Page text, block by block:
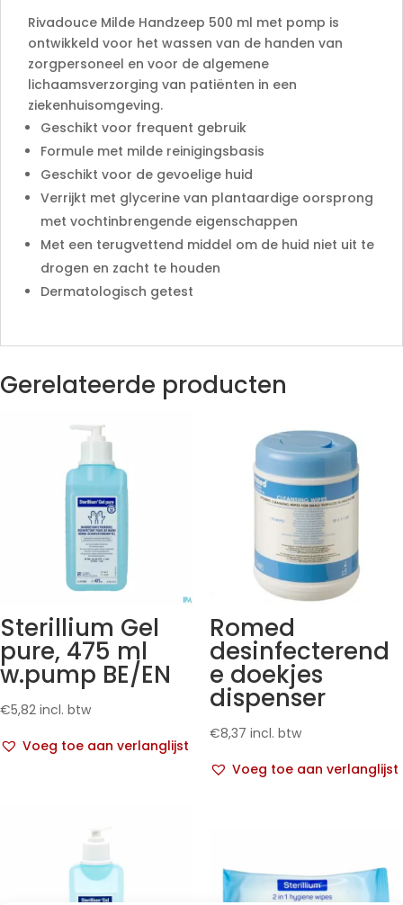
Rivadouce Milde Handzeep 500 ml met pomp is
ontwikkeld voor het wassen van de handen van
zorgpersoneel en voor de algemene
lichaamsverzorging van patiënten in een
ziekenhuisomgeving.
Geschikt voor frequent gebruik
Formule met milde reinigingsbasis
Geschikt voor de gevoelige huid
Verrijkt met glycerine van plantaardige oorsprong
met vochtinbrengende eigenschappen
Met een terugvettend middel om de huid niet uit te
drogen en zacht te houden
Dermatologisch getest
Gerelateerde producten
Sterillium Gel
pure, 475 ml
w.pump BE/EN
€5,82 incl. btw
Voeg toe aan verlanglijst
Romed
desinfecterend
e doekjes
dispenser
€8,37 incl. btw
Voeg toe aan verlanglijst